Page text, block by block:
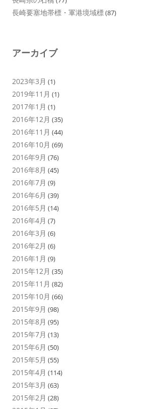
長崎要塞地帯標・軍港境域標(87)
アーカイブ
2023年3月 (1)
2019年11月 (1)
2017年1月 (1)
2016年12月 (35)
2016年11月 (44)
2016年10月 (69)
2016年9月 (76)
2016年8月 (45)
2016年7月 (9)
2016年6月 (39)
2016年5月 (14)
2016年4月 (7)
2016年3月 (6)
2016年2月 (6)
2016年1月 (9)
2015年12月 (35)
2015年11月 (82)
2015年10月 (66)
2015年9月 (98)
2015年8月 (95)
2015年7月 (13)
2015年6月 (50)
2015年5月 (55)
2015年4月 (114)
2015年3月 (63)
2015年2月 (28)